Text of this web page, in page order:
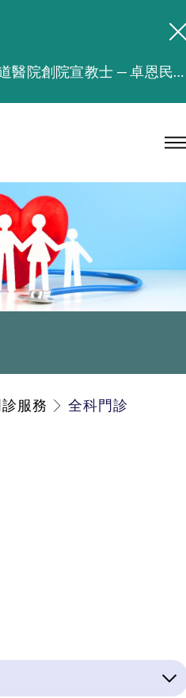
服務延長至晚上11時
播道醫院為大埔火災受災人士提供全額資助情緒支援服務
體檢服務獲客戶正面評價
服務 全科門診